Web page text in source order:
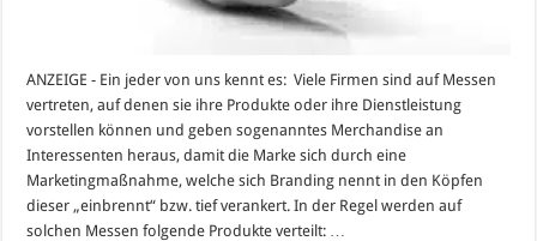
ANZEIGE - Ein jeder von uns kennt es: Viele Firmen sind auf Messen
vertreten, auf denen sie ihre Produkte oder ihre Dienstleistung
vorstellen können und geben sogenanntes Merchandise an
Interessenten heraus, damit die Marke sich durch eine
Marketingmaßnahme, welche sich Branding nennt in den Köpfen
dieser „einbrennt“ bzw. tief verankert. In der Regel werden auf
solchen Messen folgende Produkte verteilt: …